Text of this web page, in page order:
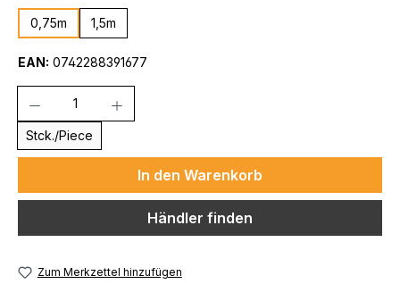
0,75m 1,5m
EAN: 0742288391677
Stck./Piece
In den Warenkorb
Händler finden
Zum Merkzettel hinzufügen